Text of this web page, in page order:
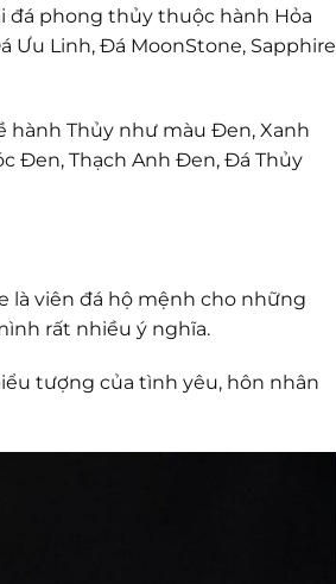
đá phong thủy thuộc hành Hỏa
Ưu Linh, Đá MoonStone, Sapphire
hành Thủy như màu Đen, Xanh
Đen, Thạch Anh Đen, Đá Thủy
là viên đá hộ mệnh cho những
rất nhiều ý nghĩa.
tượng của tình yêu, hôn nhân